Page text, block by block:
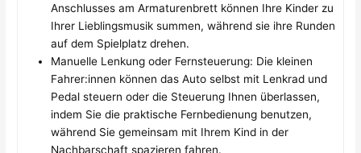
Anschlusses am Armaturenbrett können Ihre Kinder zu
Ihrer Lieblingsmusik summen, während sie ihre Runden
auf dem Spielplatz drehen.
Manuelle Lenkung oder Fernsteuerung: Die kleinen
Fahrer:innen können das Auto selbst mit Lenkrad und
Pedal steuern oder die Steuerung Ihnen überlassen,
indem Sie die praktische Fernbedienung benutzen,
während Sie gemeinsam mit Ihrem Kind in der
Nachbarschaft spazieren fahren.